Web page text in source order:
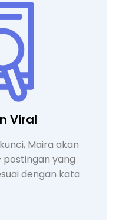
Viral
Maira akan
postingan yang
dengan kata